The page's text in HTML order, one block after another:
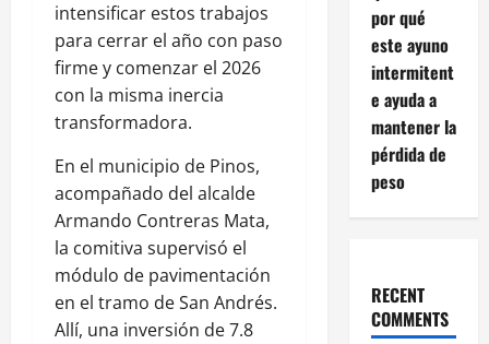
intensificar estos trabajos
para cerrar el año con paso
firme y comenzar el 2026
con la misma inercia
transformadora.
En el municipio de Pinos,
acompañado del alcalde
Armando Contreras Mata,
la comitiva supervisó el
módulo de pavimentación
en el tramo de San Andrés.
Allí, una inversión de 7.8
por qué
este ayuno
intermitent
e ayuda a
mantener la
pérdida de
peso
RECENT
COMMENTS